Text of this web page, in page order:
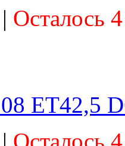
Осталось
ET42,5